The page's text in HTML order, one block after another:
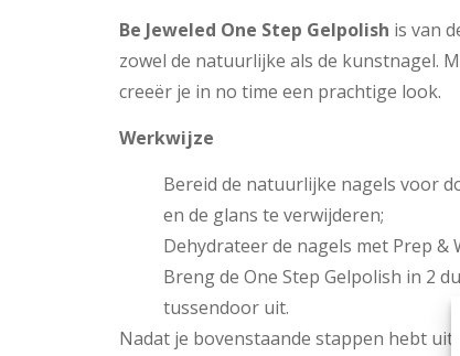
Be Jeweled One Step Gelpolish is van
zowel de natuurlijke als de kunstnagel.
creeër je in no time een prachtige look.
Werkwijze
Bereid de natuurlijke nagels voor
en de glans te verwijderen;
Dehydrateer de nagels met Prep &
Breng de One Step Gelpolish in 2
tussendoor uit.
Nadat je bovenstaande stappen hebt